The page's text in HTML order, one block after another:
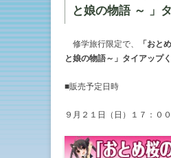
と娘の物語 ～ 」
修学旅行限定で、
「おと
と娘の物語～」タイアップ
■販売予定日時
９月２１日（日）１７：０